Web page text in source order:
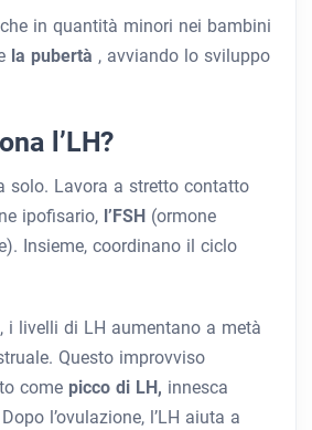
in quantità minori nei bambini
la pubertà , avviando lo sviluppo
l’LH?
solo. Lavora a stretto contatto
ipofisario, l’FSH (ormone
Insieme, coordinano il ciclo
, i livelli di LH aumentano a metà
Questo improvviso
come picco di LH, innesca
Dopo l’ovulazione, l’LH aiuta a